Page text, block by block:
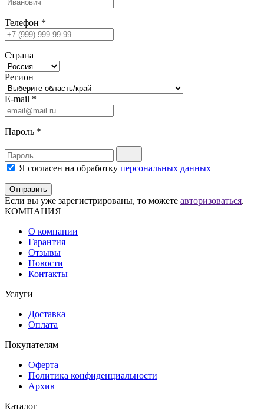
Телефон *
Страна
Регион
E-mail *
Пароль *
Я согласен на обработку персональных данных
Отправить
Если вы уже зарегистрированы, то можете авторизоваться.
КОМПАНИЯ
О компании
Гарантия
Отзывы
Новости
Контакты
Услуги
Доставка
Оплата
Покупателям
Оферта
Политика конфиденциальности
Архив
Каталог